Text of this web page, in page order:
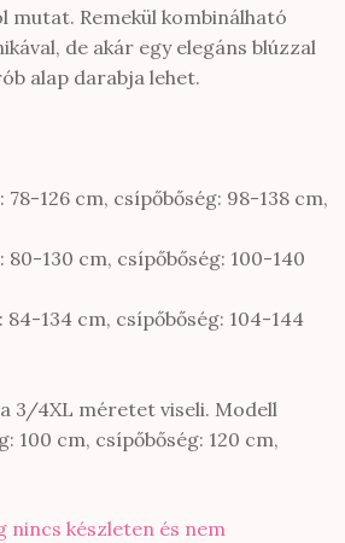
mutat. Remekül kombinálható
de akár egy elegáns blúzzal
alap darabja lehet.
78-126 cm, csípőbőség: 98-138 cm,
80-130 cm, csípőbőség: 100-140
84-134 cm, csípőbőség: 104-144
3/4XL méretet viseli. Modell
100 cm, csípőbőség: 120 cm,
nincs készleten és nem